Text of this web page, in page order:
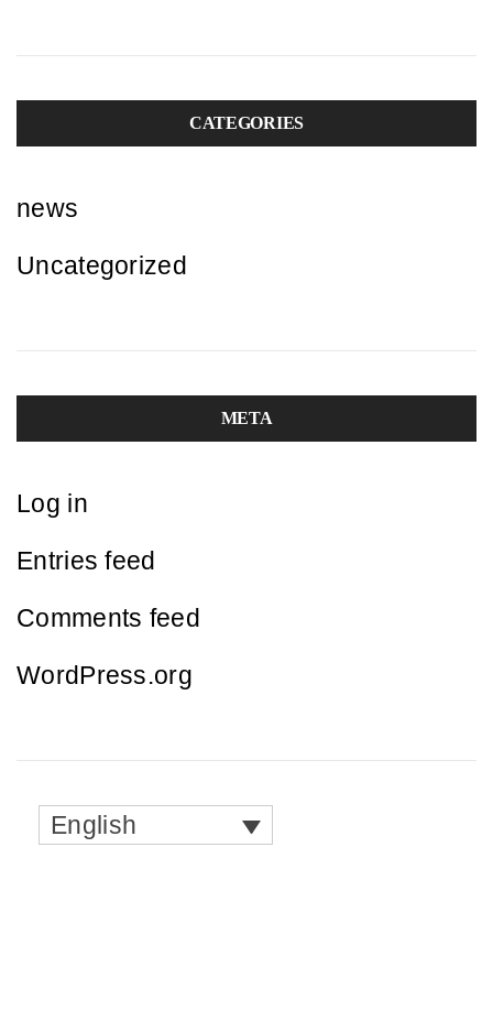
CATEGORIES
news
Uncategorized
META
Log in
Entries feed
Comments feed
WordPress.org
English